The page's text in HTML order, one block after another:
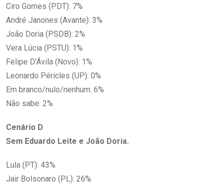
Ciro Gomes (PDT): 7%
André Janones (Avante): 3%
João Doria (PSDB): 2%
Vera Lúcia (PSTU): 1%
Felipe D’Ávila (Novo): 1%
Leonardo Péricles (UP): 0%
Em branco/nulo/nenhum: 6%
Não sabe: 2%
Cenário D
Sem Eduardo Leite e João Doria.
Lula (PT): 43%
Jair Bolsonaro (PL): 26%